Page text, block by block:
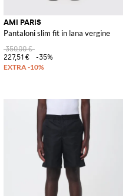
AMI PARIS
Pantaloni slim fit in lana vergine
350,00 €
227,51 €
-35%